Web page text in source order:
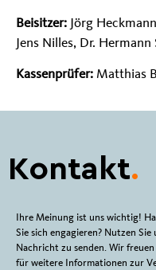
Beisitzer: Jörg
Jens Nilles, Dr.
Kassenprüfer: Matthias
Kontakt.
Ihre Meinung ist uns wichtig!
Sie sich engagieren? Nutzen
Nachricht zu senden. Wir
für weitere Informationen zur